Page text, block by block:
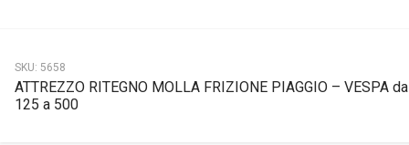
SKU: 5658
ATTREZZO RITEGNO MOLLA FRIZIONE PIAGGIO – VESPA da
125 a 500